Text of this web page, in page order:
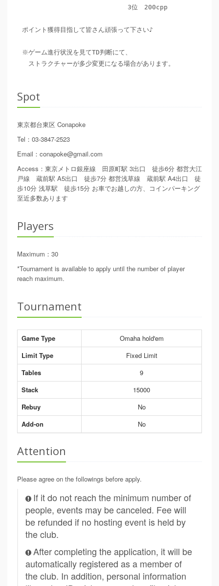
ポイント獲得目指して皆さん頑張って下さい♪
※ゲーム進行状況を見てTD判断にて、
ストラクチャーが多少変更になる場合があります。
Spot
東京都台東区 Conapoke
Tel ： 03-3847-2523
Email ： conapoke@gmail.com
Access ： 東京メトロ銀座線 田原町駅 3出口 徒歩6分 都営大江
戸線 蔵前駅 A5出口 徒歩7分 都営浅草線 蔵前駅 A4出口 徒
歩10分 浅草駅 徒歩15分 お車でお越しの方、コインパーキング
至近多数あります
Players
Maximum ： 30
*Tournament is available to apply until the number of player
reach maximum.
Tournament
Game Type
Omaha hold'em
Limit Type
Fixed Limit
Tables
9
Stack
15000
Rebuy
No
Add-on
No
Attention
Please agree on the followings before apply.
If it do not reach the minimum number of
people, events may be canceled. Fee will
be refunded if no hosting event is held by
the club.
After completing the application, it will be
automatically registered as a member of
the club. In addition, personal information